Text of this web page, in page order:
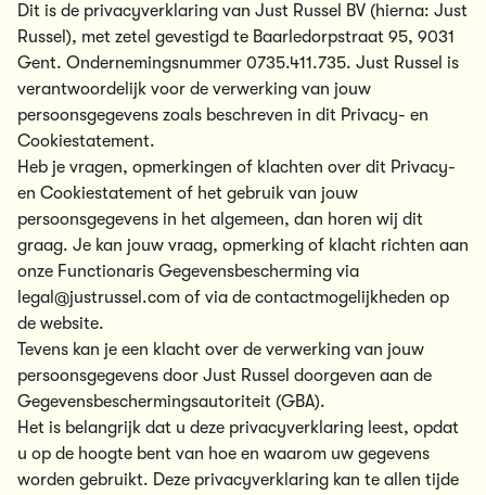
Dit is de privacyverklaring van Just Russel BV (hierna: Just
Russel), met zetel gevestigd te Baarledorpstraat 95, 9031
Gent. Ondernemingsnummer 0735.411.735. Just Russel is
verantwoordelijk voor de verwerking van jouw
persoonsgegevens zoals beschreven in dit Privacy- en
Cookiestatement.
Heb je vragen, opmerkingen of klachten over dit Privacy-
en Cookiestatement of het gebruik van jouw
persoonsgegevens in het algemeen, dan horen wij dit
graag. Je kan jouw vraag, opmerking of klacht richten aan
onze Functionaris Gegevensbescherming via
legal@justrussel.com of via de contactmogelijkheden op
de website.
Tevens kan je een klacht over de verwerking van jouw
persoonsgegevens door Just Russel doorgeven aan de
Gegevensbeschermingsautoriteit (GBA).
Het is belangrijk dat u deze privacyverklaring leest, opdat
u op de hoogte bent van hoe en waarom uw gegevens
worden gebruikt. Deze privacyverklaring kan te allen tijde